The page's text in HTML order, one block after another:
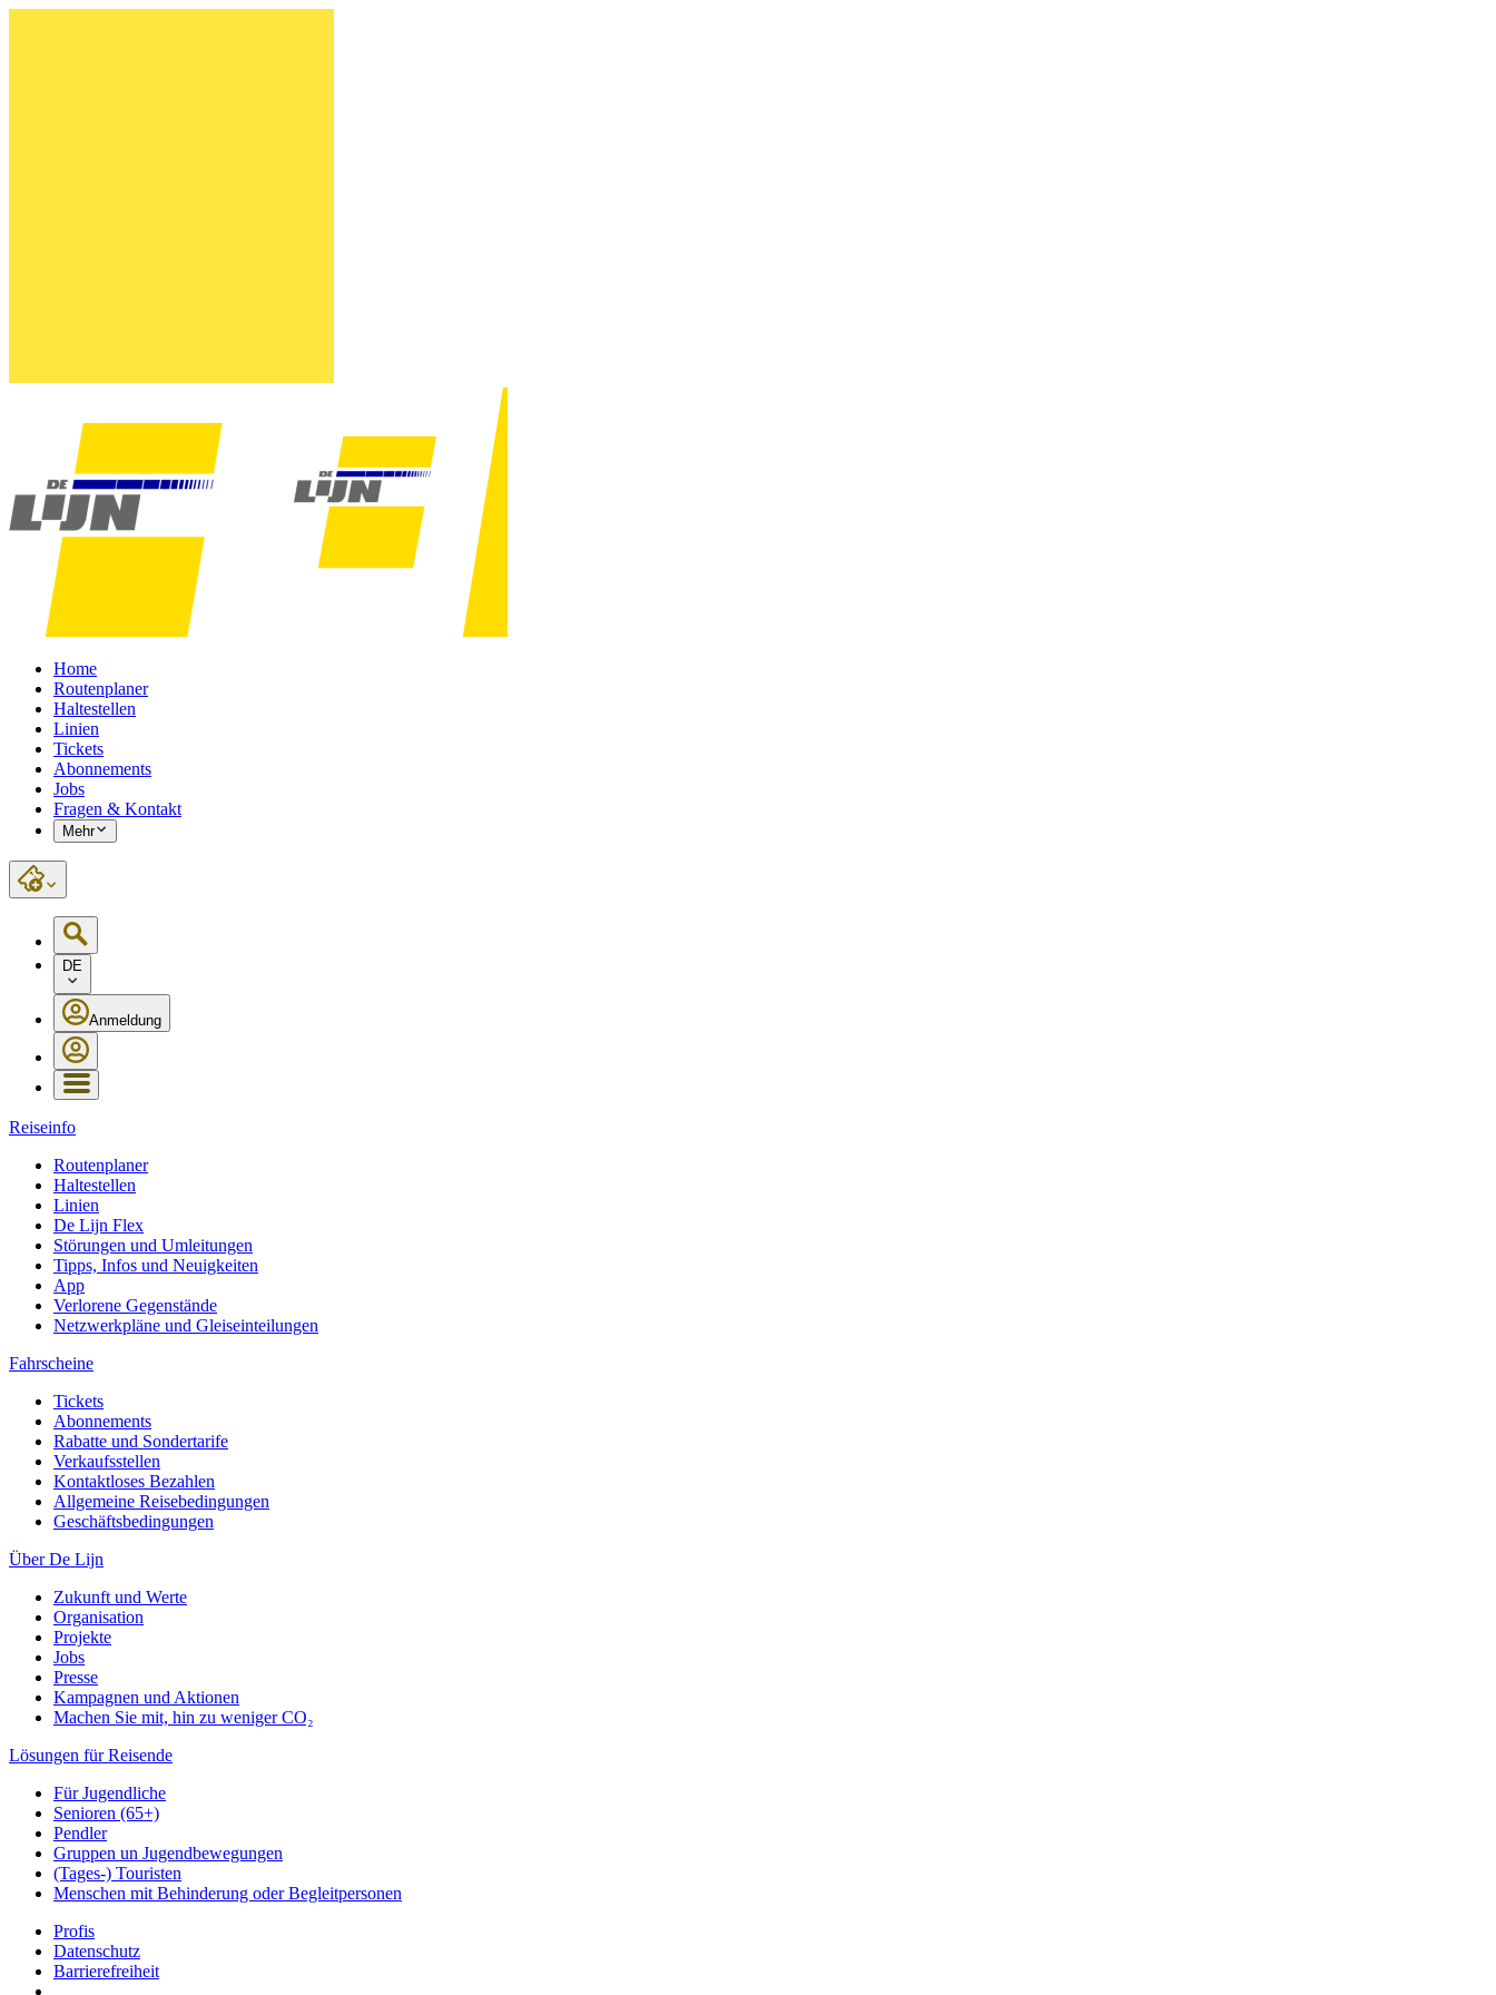
Home
Routenplaner
Haltestellen
Linien
Tickets
Abonnements
Jobs
Fragen & Kontakt
Mehr
DE
Anmeldung
Reiseinfo
Routenplaner
Haltestellen
Linien
De Lijn Flex
Störungen und Umleitungen
Tipps, Infos und Neuigkeiten
App
Verlorene Gegenstände
Netzwerkpläne und Gleiseinteilungen
Fahrscheine
Tickets
Abonnements
Rabatte und Sondertarife
Verkaufsstellen
Kontaktloses Bezahlen
Allgemeine Reisebedingungen
Geschäftsbedingungen
Über De Lijn
Zukunft und Werte
Organisation
Projekte
Jobs
Presse
Kampagnen und Aktionen
Machen Sie mit, hin zu weniger CO₂
Lösungen für Reisende
Für Jugendliche
Senioren (65+)
Pendler
Gruppen un Jugendbewegungen
(Tages-) Touristen
Menschen mit Behinderung oder Begleitpersonen
Profis
Datenschutz
Barrierefreiheit